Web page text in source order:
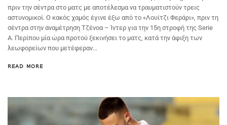
πριν την σέντρα στο ματς με αποτέλεσμα να τραυματιστούν τρεις
αστυνομικοί. Ο κακός χαμός έγινε έξω από το «Λουίτζι Φεράρι», πριν τη
σέντρα στην αναμέτρηση Τζένοα – Ίντερ για την 15η στροφή της Serie
A. Περίπου μία ώρα προτού ξεκινήσει το ματς, κατά την άφιξη των
λεωφορείων που μετέφεραν...
READ MORE